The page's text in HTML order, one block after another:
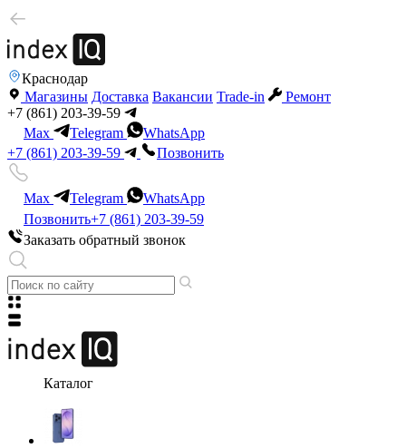
Краснодар
Магазины Доставка Вакансии Trade-in
Ремонт
+7 (861) 203-39-59
Max
Telegram
WhatsApp
+7 (861) 203-39-59
Позвонить
Max Telegram
WhatsApp
Позвонить+7 (861) 203-39-59
Заказать обратный звонок
Каталог